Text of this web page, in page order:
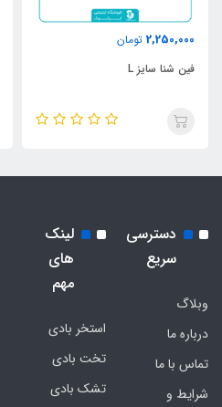
2,250,000 تومان
فین شنا سایز L
دسترسی
سریع
وبلاگ
درباره ما
تماس با ما
شرایط و
لینک
های
مهم
استخر بادی
تخت بادی
تشک بادی